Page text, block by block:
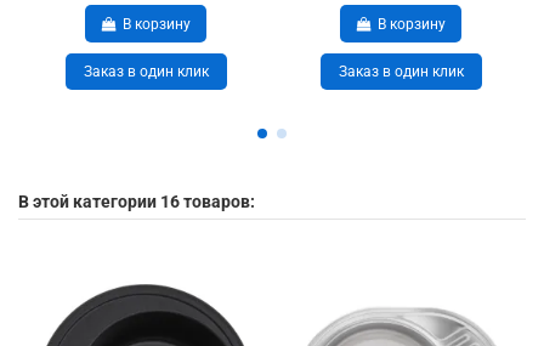
В корзину
Заказ в один клик
В корзину
Заказ в один клик
В этой категории 16 товаров: